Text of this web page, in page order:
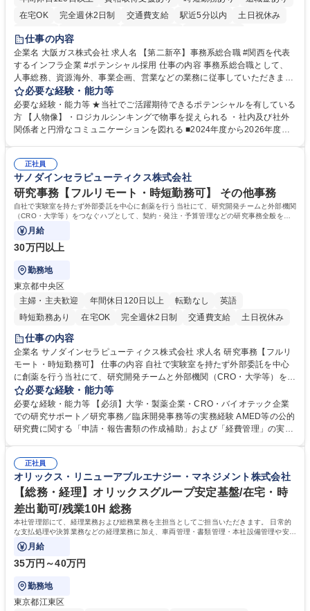
在宅OK
完全週休2日制 交通費支給 駅近5分以内
土日祝休み
服装自由
第二新卒歓迎
仕事の内容
企業名 大阪ガス株式会社 求人名 【第二新卒】事務系総合職 #関西を代表
するインフラ企業 #ポテンシャル採用 仕事の内容 事務系総合職として、
人事総務、資源海外、事業企画、営業などの業務に従事していただきま
す。 【業務内容の一例】■所属事業部の勤労業務 ■海外に関係する各種業
務 ■営業部門の企画スタッフ、ルート営業 【キャリアパス】入社後の配属
ポジションで一定期間ご活躍頂いた後、本人の適性及び将来のキャリアを
鑑みてジョブローテーションを行います。 【育成】OJTでの現場育成や研
表するインフラ企業 #ポテンシャル採用
必要な経験・能力等
必要な経験・能力等 ★当社でご活躍期待できるポテンシャルを有している
方 【人物像】・ロジカルシンキングで物事を捉えられる ・社内及び社外
関係者と円滑なコミュニケーションを図れる ■2024年度から2026年度ま
72.html ■エネルギーセキュリティの不安定化や気候変動による自然災害の
甚大化など、これまで以上に社会課題解決の重要性が高まっています。
「未来の日常」の創造に向けて持続可能な社会の実現に貢献してまいりま
す。 学歴・資格 学歴：大学院 大学 語学力： 資格：
正社員
サノダインセラピューティクス株式会社
研究事務【フルリモート・時短勤務可】 その他事務
自社で実験室を持たず外部委託を中心に創薬を行う当社にて、研究開発チームと外部機関
（CRO・大学等）をつなぐハブとして、契約・発注・予算管理などの研究事務全般をお
任せします。
月給
30万円以上
勤務地
東京都中央区
主婦・主夫歓迎
年間休日120日以上 転勤なし
英語
時短勤務あり
在宅OK 完全週休2日制 交通費支給 土日祝休み
仕事の内容
企業名 サノダインセラピューティクス株式会社 求人名 研究事務【フルリ
モート・時短勤務可】 仕事の内容 自社で実験室を持たず外部委託を中心
に創薬を行う当社にて、研究開発チームと外部機関（CRO・大学等）をつ
なぐハブとして、契約・発注・予算管理などの研究事務全般をお任せしま
す。 ■見積取得、発注、検収、請求処理等の事務手続き ■委託先との定例
会議の調整・アジェンダ準備・議事録作成 ■研究報告書、試験関連資料、
SOP等の整備・版管理・保管 ■研究開発の進捗・タイムライン・予算執行
集職種 研究事務【フルリモート・時短勤務可】
必要な経験・能力等
必要な経験・能力等 【必須】大学・製薬企業・CRO・バイオテック企業
での研究サポート／研究事務／臨床開発事務等の実務経験 AMED等の公的
研究費に関する「申請・報告書類の作成補助」および「経費管理」の実務
き方について】フルリモートやハイブリッド勤務、時短勤務など個々のラ
イフスタイルに応じた柔軟な働き方が可能です。育児や介護との両立も応
援します。 学歴・資格 学歴：大学院 大学 語学力： 資格：
正社員
オリックス・リニューアブルエナジー・マネジメント株式会社
【総務・経理】オリックスグループ安定基盤/在宅・時
差出勤可/残業10H 総務
本社管理部にて、経理業務および総務業務を主担当としてご担当いただきます。 日常的
な支払処理や決算業務などの経理業務に加え、車両管理・書類管理・本社設備管理や安全
対策など幅広い総務業務もお任せします。
月給
35万円～40万円
勤務地
東京都江東区